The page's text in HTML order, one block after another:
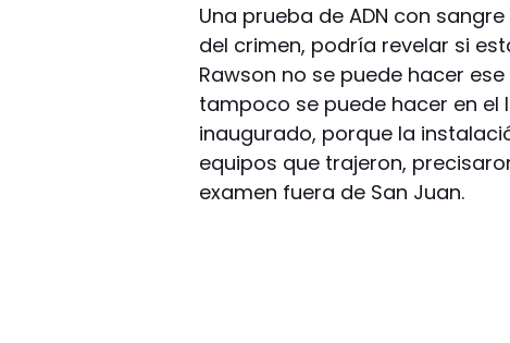
Una prueba de ADN con
del crimen, podría revelar si
Rawson no se puede hacer
tampoco se puede hacer en
inaugurado, porque la
equipos que trajeron,
examen fuera de San Juan.